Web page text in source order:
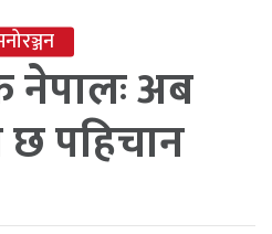
अब
पहिचान